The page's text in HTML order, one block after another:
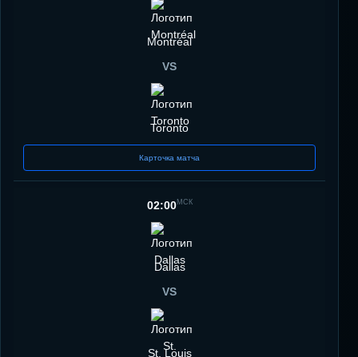
Montréal
VS
Toronto
Карточка матча
02:00МСК
Dallas
VS
St. Louis